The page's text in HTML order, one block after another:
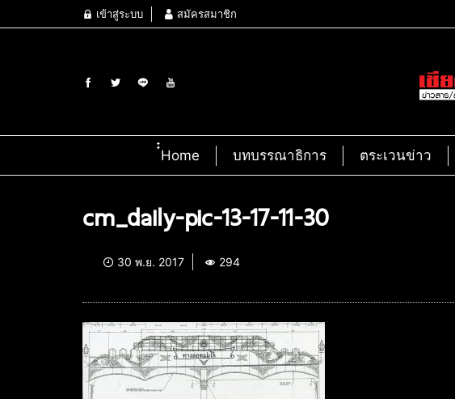
เข้าสู่ระบบ สมัครสมาชิก
๋๋Home บทบรรณาธิการ ตระเวนข่าว
cm_daily-pic-13-17-11-30
30 พ.ย. 2017 294